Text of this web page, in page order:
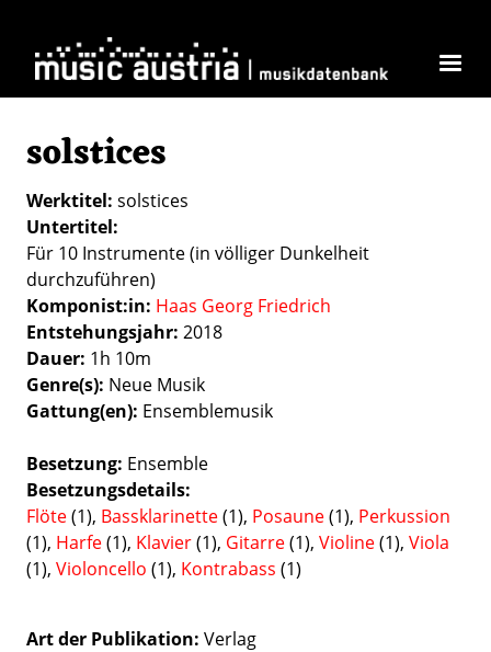
solstices
Werktitel solstices
Untertitel
Für 10 Instrumente (in völliger Dunkelheit
durchzuführen)
Komponist:in Haas Georg Friedrich
Entstehungsjahr 2018
Dauer 1h 10m
Genre(s) Neue Musik
Gattung(en) Ensemblemusik
Besetzung Ensemble
Besetzungsdetails
Flöte(1), Bassklarinette(1), Posaune(1), Perkussion
(1), Harfe(1), Klavier(1), Gitarre(1), Violine(1), Viola
(1), Violoncello (1), Kontrabass (1)
Art der Publikation Verlag